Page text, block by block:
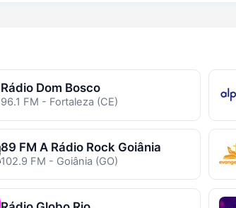
Rádio Dom Bosco
96.1 FM - Fortaleza (CE)
89 FM A Rádio Rock Goiânia
102.9 FM - Goiânia (GO)